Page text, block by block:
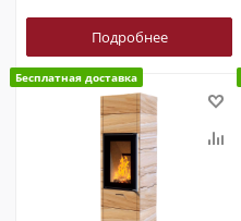
Подробнее
Бесплатная доставка